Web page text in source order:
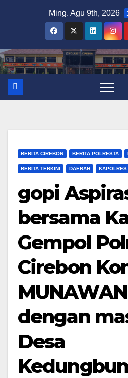
Ming. Agu 9th, 2026
BERITA CIREBON BERITA POLRESTA
BERITA TERKINI DAERAH KAPOLRES
gopi
bersama
Gempol
Cirebon
dengan
Desa